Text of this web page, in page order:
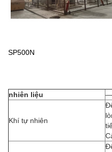
SP500N
nhiên liệu —
Khí tự nhiên